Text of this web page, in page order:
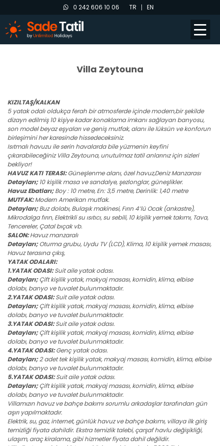
0 242 606 10 06 TR EN
Villa Zeytouna
KIZILTAŞ/KALKAN
5 yatak odalı oldukça ferah bir atmosferde içinde modern,bir şekilde
dizayn edilmiş 10 kişiye kadar konaklama imkanı sağlayan banyosu,
son model beyaz eşyaları ve geniş mutfak, alanı ile lüksün ve konforun
birleşimini her karesinde hissedeceksiniz.
Isıtmalı havuzu ile serin havalarda bile yüzmenin keyfini
çıkarabileceğiniz Villa Zeytouna, unutulmaz tatil anlarınız için sizleri
bekliyor!
HAVUZ KATI TERASI:Güneşlenme alanı, özel havuz,Deniz Manzarası
Detayları;10 kişilik masa ve sandalye, şezlonglar, güneşlikler.
Havuz Ebatları;Boy : 10 metre, En: 3,5 metre, Derinlik: 1,40 metre
MUTFAK:Modern Amerikan mutfak.
Detayları;Buz dolabı, Bulaşık makinesi, Fırın 4’lü Ocak (ankastre),
Mikrodalga fırın, Elektrikli su ısıtıcı, su sebili, 10 kişilik yemek takımı, Tava,
Tencereler, Çatal bıçak vb.
SALON:Havuz manzaralı
Detayları;Oturma grubu, Uydu TV (LCD), Klima, 10 kişilik yemek masası,
Havuz terasına çıkış,
YATAK ODALARI:
1.YATAK ODASI:Suit aile yatak odası.
Detayları;Çift kişilik yatak, makyaj masası, komidin, klima, elbise
dolabı, banyo ve tuvalet bulunmaktadır.
2.YATAK ODASI:Suit aile yatak odası.
Detayları;Çift kişilik yatak, makyaj masası, komidin, klima, elbise
dolabı, banyo ve tuvalet bulunmaktadır.
3.YATAK ODASI:Suit aile yatak odası.
Detayları;Çift kişilik yatak, makyaj masası, komidin, klima, elbise
dolabı, banyo ve tuvalet bulunmaktadır.
4.YATAK ODASI:Genç yatak odası.
Detayları;2 adet tek kişilik yatak, makyaj masası, komidin, klima, elbise
dolabı, banyo ve tuvalet bulunmaktadır.
5.YATAK ODASI:Suit aile yatak odası.
Detayları;Çift kişilik yatak, makyaj masası, komidin, klima, elbise
dolabı, banyo ve tuvalet bulunmaktadır.
Villamızın havuz ve bahçe bakımı sorumlu arkadaşlar tarafından gün
aşırı yapılmaktadır.
Elektrik, su, gaz, internet, günlük havuz ve bahçe bakımı, villaya ilk giriş
temizliği fiyata dahildir. Ekstra temizlik talebi, çarşaf havlu değişikliği,
ulaşım, araç kiralama, gibi hizmetler fiyata dahil değildir.